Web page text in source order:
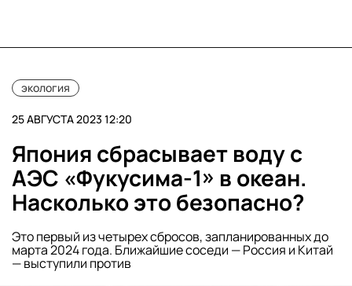
экология
25 АВГУСТА 2023 12:20
Япония сбрасывает воду с
АЭС «Фукусима-1» в океан.
Насколько это безопасно?
Это первый из четырех сбросов, запланированных до
марта 2024 года. Ближайшие соседи — Россия и Китай
— выступили против